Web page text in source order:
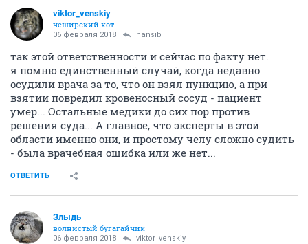
viktor_venskiy
чеширский кот
06 февраля 2018 nansib
так этой ответственности и сейчас по факту нет.
я помню единственный случай, когда недавно
осудили врача за то, что он взял пункцию, а при
взятии повредил кровеносный сосуд - пациент
умер... Остальные медики до сих пор против
решения суда... А главное, что эксперты в этой
области именно они, и простому челу сложно судить
- была врачебная ошибка или же нет...
ОТВЕТИТЬ
Злыдь
волнистый бугагайчик
06 февраля 2018 viktor_venskiy